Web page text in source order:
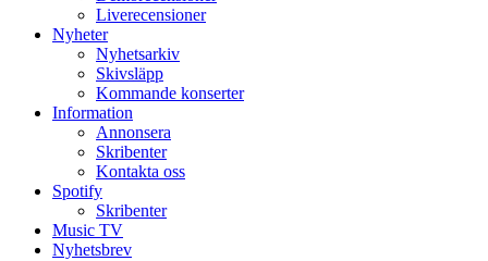
Liverecensioner
Nyheter
Nyhetsarkiv
Skivsläpp
Kommande konserter
Information
Annonsera
Skribenter
Kontakta oss
Spotify
Skribenter
Music TV
Nyhetsbrev